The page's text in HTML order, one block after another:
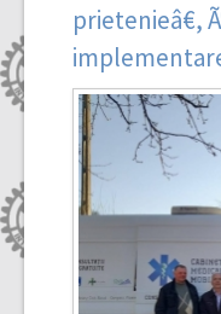
prietenieâ€,